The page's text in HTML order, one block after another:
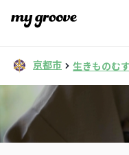
京都市 生きものむ